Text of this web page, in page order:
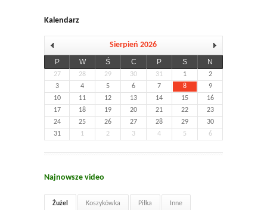
Kalendarz
Sierpień 2026
P W Ś C P S N
27 28 29 30 31 1
2
3
4 5 6 7 8
9
10
11 12 13 14 15
16
17
18 19 20 21 22
23
24
25 26 27 28 29
30
31
1 2 3 4 5 6
Najnowsze video
Żużel Koszykówka Piłka Inne